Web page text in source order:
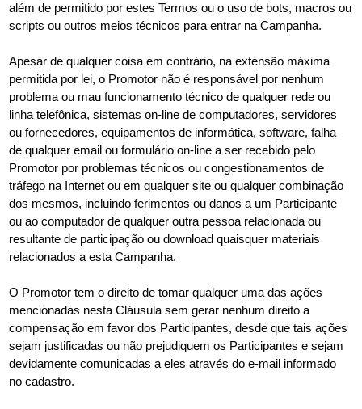
além de permitido por estes Termos ou o uso de bots, macros ou
scripts ou outros meios técnicos para entrar na Campanha.
Apesar de qualquer coisa em contrário, na extensão máxima
permitida por lei, o Promotor não é responsável por nenhum
problema ou mau funcionamento técnico de qualquer rede ou
linha telefônica, sistemas on-line de computadores, servidores
ou fornecedores, equipamentos de informática, software, falha
de qualquer email ou formulário on-line a ser recebido pelo
Promotor por problemas técnicos ou congestionamentos de
tráfego na Internet ou em qualquer site ou qualquer combinação
dos mesmos, incluindo ferimentos ou danos a um Participante
ou ao computador de qualquer outra pessoa relacionada ou
resultante de participação ou download quaisquer materiais
relacionados a esta Campanha.
O Promotor tem o direito de tomar qualquer uma das ações
mencionadas nesta Cláusula sem gerar nenhum direito a
compensação em favor dos Participantes, desde que tais ações
sejam justificadas ou não prejudiquem os Participantes e sejam
devidamente comunicadas a eles através do e-mail informado
no cadastro.